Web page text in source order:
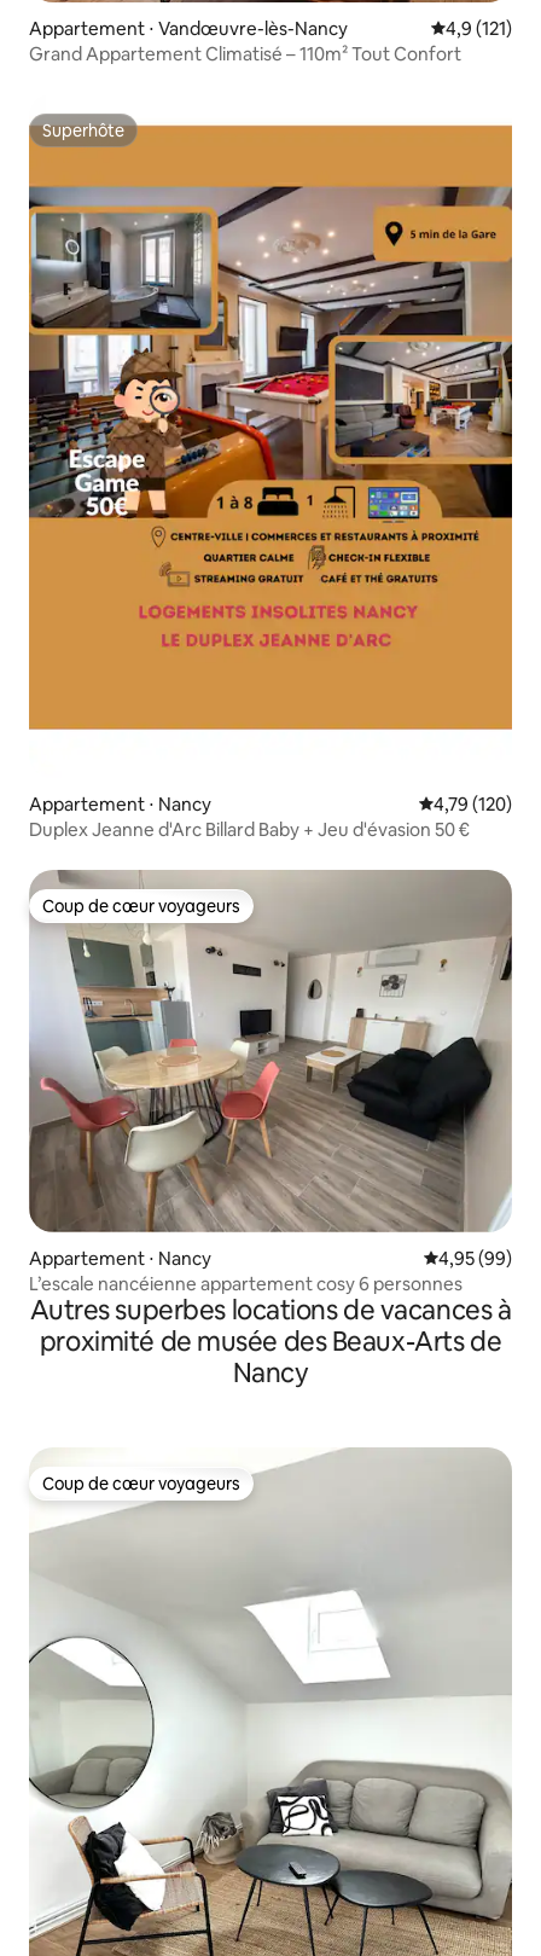
Appartement ⋅ Vandœuvre-lès-Nancy Évaluation
4,9 (121)
Grand Appartement Climatisé – 110m² Tout Confort
Superhôte
Superhôte
Appartement ⋅ Nancy Évaluation
4,79 (120)
Duplex Jeanne d'Arc Billard Baby + Jeu d'évasion 50 €
Coup de cœur voyageurs
Coup de cœur voyageurs
Appartement ⋅ Nancy Évaluation
4,95 (99)
L’escale nancéienne appartement cosy 6 personnes
Autres superbes locations de vacances à
proximité de musée des Beaux-Arts de
Nancy
Coup de cœur voyageurs
Coup de cœur voyageurs